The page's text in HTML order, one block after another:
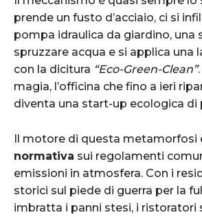
prende un fusto d’acciaio, ci si
pompa idraulica da giardino, una
spruzzare acqua e si applica una
con la dicitura “Eco-Green-Clean”
magia, l’officina che fino a ieri
diventa una start-up ecologica di
Il motore di questa metamorfosi
normativa sui regolamenti
emissioni in atmosfera. Con i
storici sul piede di guerra per la
imbratta i panni stesi, i ristoratori